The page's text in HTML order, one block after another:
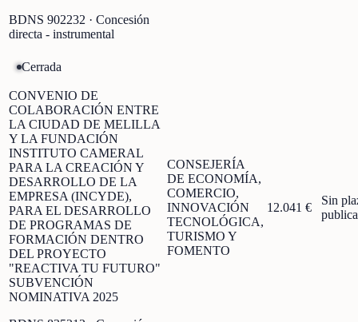
BDNS 902232 · Concesión
directa - instrumental
Cerrada
CONVENIO DE
COLABORACIÓN ENTRE
LA CIUDAD DE MELILLA
Y LA FUNDACIÓN
INSTITUTO CAMERAL
PARA LA CREACIÓN Y
DESARROLLO DE LA
EMPRESA (INCYDE),
PARA EL DESARROLLO
DE PROGRAMAS DE
FORMACIÓN DENTRO
DEL PROYECTO
"REACTIVA TU FUTURO"
SUBVENCIÓN
NOMINATIVA 2025
CONSEJERÍA
DE ECONOMÍA,
COMERCIO,
INNOVACIÓN
TECNOLÓGICA,
TURISMO Y
FOMENTO
12.041 €
Sin